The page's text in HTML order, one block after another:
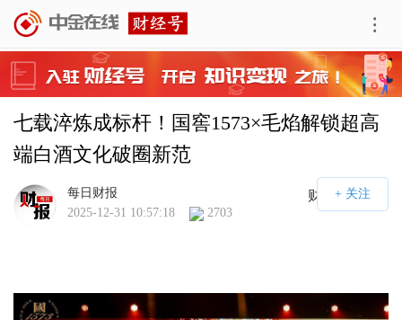
七载淬炼成标杆！国窖1573×毛焰解锁超高
端白酒文化破圈新范
财经号APP
每日财报
2025-12-31 10:57:18
2703